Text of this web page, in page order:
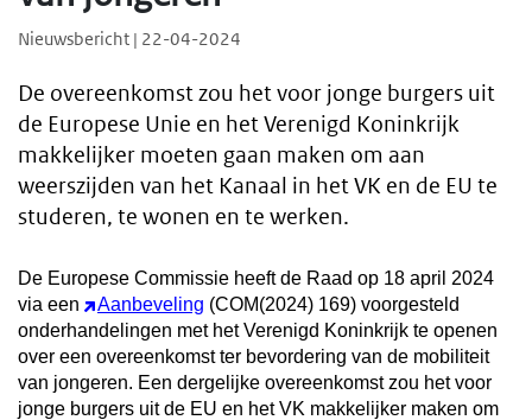
Nieuwsbericht | 22-04-2024
De overeenkomst zou het voor jonge burgers uit
de Europese Unie en het Verenigd Koninkrijk
makkelijker moeten gaan maken om aan
weerszijden van het Kanaal in het VK en de EU te
studeren, te wonen en te werken.
De Europese Commissie heeft de Raad op 18 april 2024
via een
Aanbeveling (COM(2024) 169) voorgesteld
onderhandelingen met het Verenigd Koninkrijk te openen
over een overeenkomst ter bevordering van de mobiliteit
van jongeren. Een dergelijke overeenkomst zou het voor
jonge burgers uit de EU en het VK makkelijker maken om